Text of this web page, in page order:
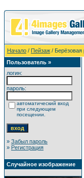
Начало / Пейзаж /
Пользователь »
логин:
пароль:
автоматический вход
при следующем
посещении.
» Забыл пароль
» Регистрация
Случайное изображение